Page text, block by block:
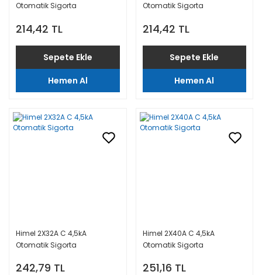
Otomatik Sigorta
214,42 TL
Sepete Ekle
Hemen Al
Otomatik Sigorta
214,42 TL
Sepete Ekle
Hemen Al
Himel 2X32A C 4,5kA
Otomatik Sigorta
242,79 TL
Himel 2X40A C 4,5kA
Otomatik Sigorta
251,16 TL